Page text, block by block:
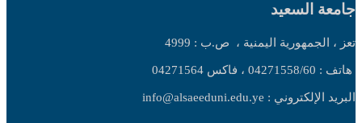
جامعة السعيد
تعز ، الجمهورية اليمنية ، ص.ب : 4999
هاتف : 04271558/60 ، فاكس 04271564
البريد الإلكتروني : info@alsaeeduni.edu.ye